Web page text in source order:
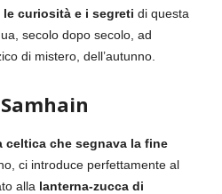
curiosità e i segreti di questa
secolo dopo secolo, ad
di mistero, dell’autunno.
celtica che segnava la fine
ci introduce perfettamente al
alla lanterna-zucca di